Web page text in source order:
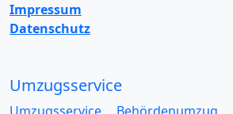
Impressum
Datenschutz
Umzugsservice